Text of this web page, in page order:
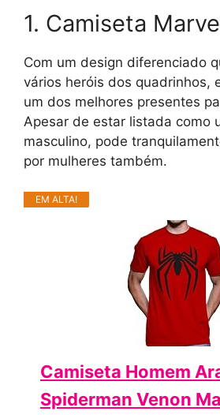
1. Camiseta
Com um design diferenciado
vários heróis dos quadrinhos,
um dos melhores presentes
Apesar de estar listada como
masculino, pode
por mulheres também.
EM ALTA!
Camiseta Homem
Spiderman Venon